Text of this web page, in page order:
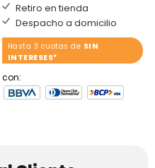
Retiro en tienda
Despacho a domicilio
Hasta 3 cuotas de SIN
INTERESES*
con: